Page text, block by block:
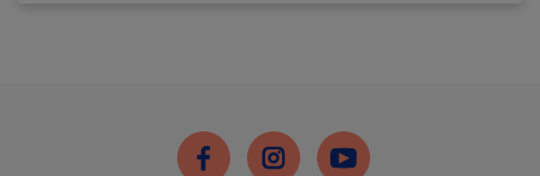
FacebookInstagramYoutube